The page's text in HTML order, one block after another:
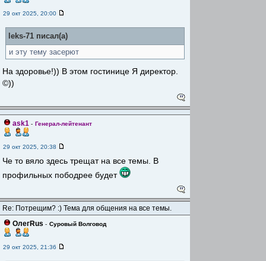
29 окт 2025, 20:00
leks-71 писал(а)
и эту тему засерют
На здоровье!)) В этом гостинице Я директор.
©))
ask1 - Генерал-лейтенант
29 окт 2025, 20:38
Че то вяло здесь трещат на все темы. В
профильных пободрее будет
Re: Потрещим? :) Тема для общения на все темы.
ОлегRus - Суровый Волговод
29 окт 2025, 21:36